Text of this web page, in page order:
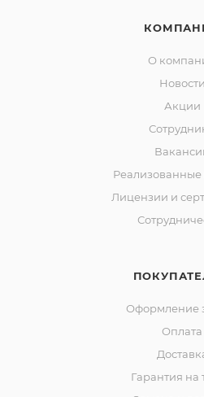
О
Новости
Акции
Реализованные
Лицензии и
Оформление
Оплата
Гарантия на